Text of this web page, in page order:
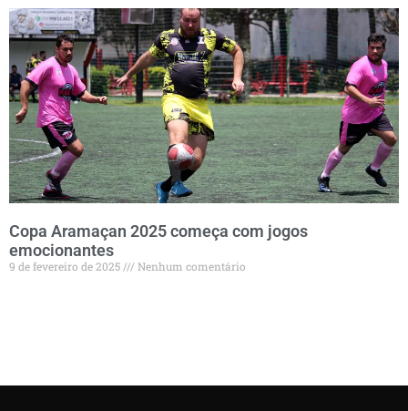
Copa Aramaçan 2025 começa com jogos
emocionantes
9 de fevereiro de 2025 Nenhum comentário